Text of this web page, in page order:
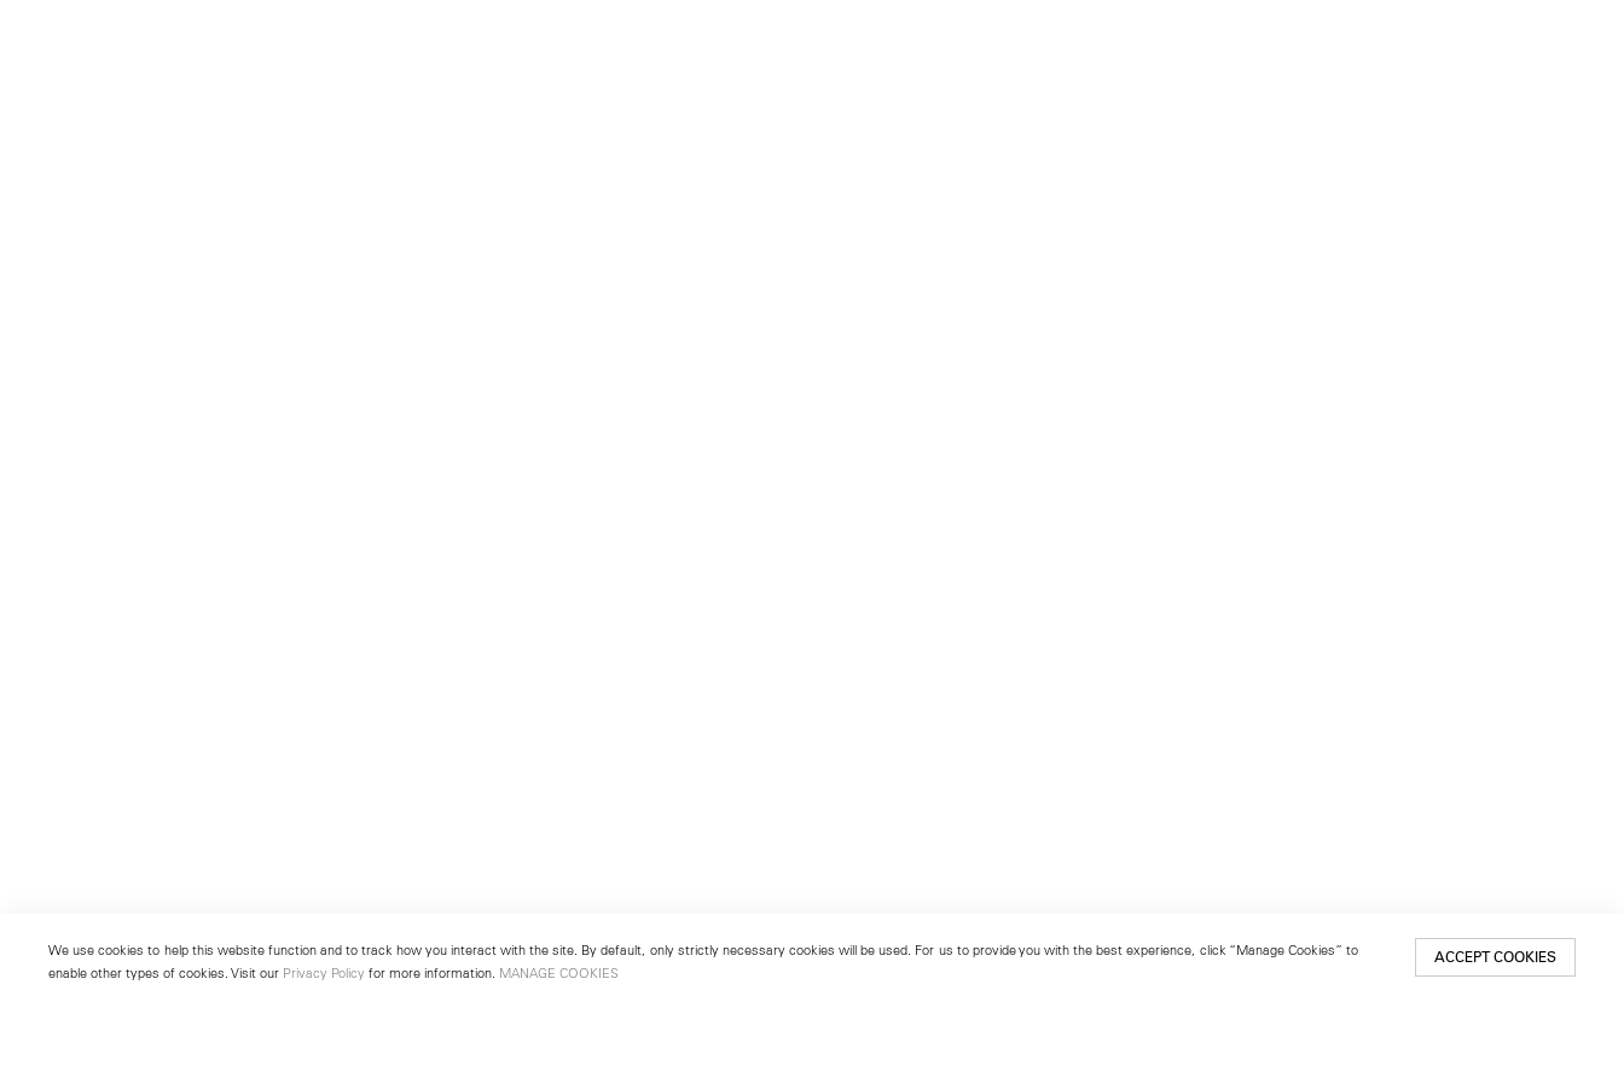
We use cookies to help this website function and to track how you interact with the site. By default, only strictly necessary cookies will be used. For us to provide you with the best experience, click “Manage Cookies” to
enable other types of cookies. Visit our Privacy Policy for more information. MANAGE COOKIES
ACCEPT COOKIES